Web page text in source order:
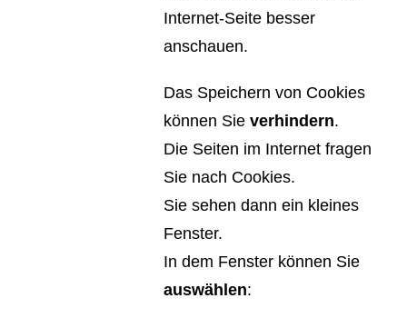
Internet-Seite besser
anschauen.
Das Speichern von Cookies
können Sie verhindern.
Die Seiten im Internet fragen
Sie nach Cookies.
Sie sehen dann ein kleines
Fenster.
In dem Fenster können Sie
auswählen: